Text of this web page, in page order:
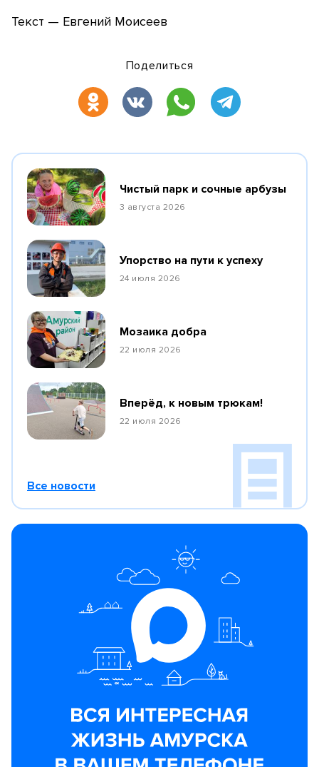
Текст — Евгений Моисеев
Поделиться
Чистый парк и сочные арбузы
3 августа 2026
Упорство на пути к успеху
24 июля 2026
Мозаика добра
22 июля 2026
Вперёд, к новым трюкам!
22 июля 2026
Все новости